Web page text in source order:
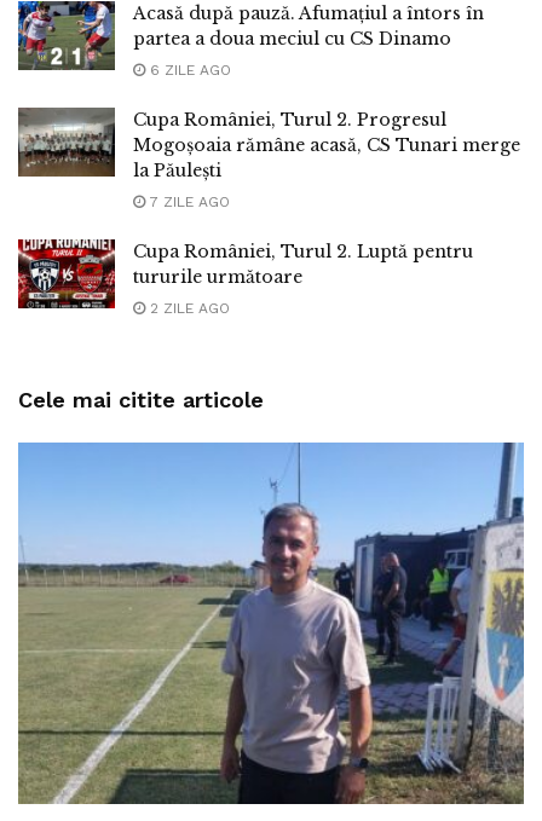
Acasă după pauză. Afumațiul a întors în
partea a doua meciul cu CS Dinamo
6 ZILE AGO
Cupa României, Turul 2. Progresul
Mogoșoaia rămâne acasă, CS Tunari merge
la Păulești
7 ZILE AGO
Cupa României, Turul 2. Luptă pentru
tururile următoare
2 ZILE AGO
Cele mai citite articole